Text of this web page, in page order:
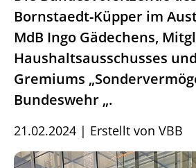
Bornstaedt-Küpper im
MdB Ingo Gädechens,
Haushaltsausschusses
Gremiums
Bundeswehr „.
21.02.2024 | Erstellt von VBB